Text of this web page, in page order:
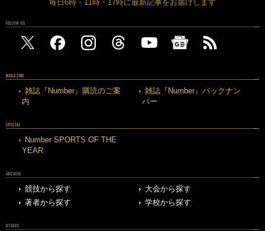
毎日6時・11時・17時に最新記事をお届けします
FOLLOW US
MAGAZINE
雑誌『Number』購読のご案
内
雑誌『Number』バックナン
バー
SPECIAL
Number SPORTS OF THE
YEAR
ARCHIVE
競技から探す
大会から探す
著者から探す
学校から探す
OTHERS